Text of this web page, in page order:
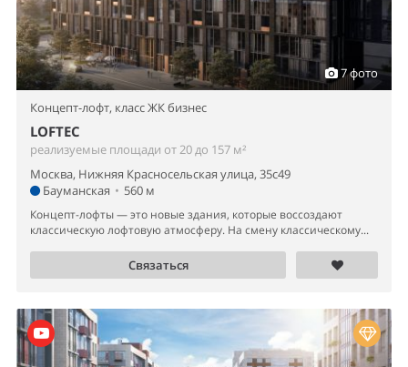
7 фото
Концепт-лофт, класс ЖК бизнес
LOFTEC
реализуемые площади от 20 до 157 м²
Москва, Нижняя Красносельская улица, 35с49
Бауманская • 560 м
Концепт-лофты — это новые здания, которые воссоздают
классическую лофтовую атмосферу. На смену классическому...
Связаться